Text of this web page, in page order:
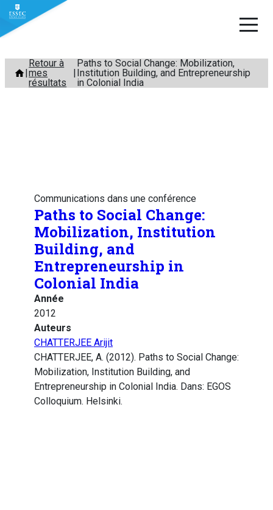
Aller
contenu
Retour à
mes
résultats
Paths to Social Change: Mobilization,
Institution Building, and Entrepreneurship
in Colonial India
Communications dans une conférence
Paths to Social Change:
Mobilization, Institution
Building, and
Entrepreneurship in
Colonial India
Année
2012
Auteurs
CHATTERJEE Arijit
CHATTERJEE, A. (2012). Paths to Social Change:
Mobilization, Institution Building, and
Entrepreneurship in Colonial India. Dans: EGOS
Colloquium. Helsinki.